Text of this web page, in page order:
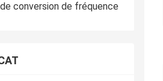
conversion de fréquence